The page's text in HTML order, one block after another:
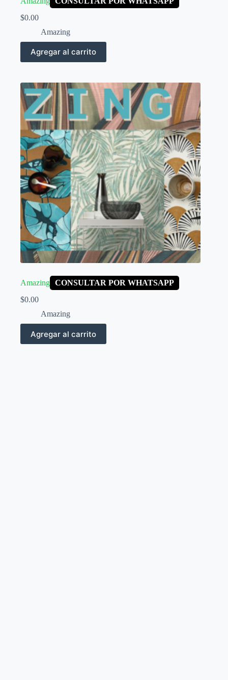
$0.00
Amazing
Agregar al carrito
Amazing CONSULTAR POR WHATSAPP
$0.00
Amazing
Agregar al carrito